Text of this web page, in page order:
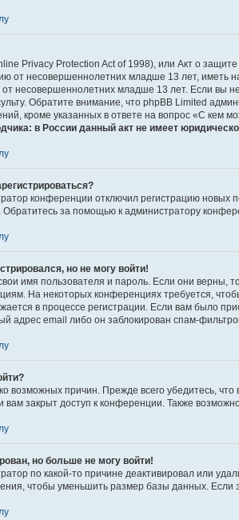
Privacy Protection Act of 1998), или Акт о
от несовершеннолетних младше 13 лет, иметь
несовершеннолетних младше 13 лет. Если вы
Обратите внимание, что phpBB Limited
кроме указанных в ответе на вопрос «С кем
в России данный акт не имеет
конференции отключил регистрацию новых
Обратитесь за помощью к администратору
но не могу войти!
имя пользователя и пароль. Если они верны,
На некоторых конференциях требуется,
в процессе регистрации. Если вам было
адрес email либо он заблокирован спам-
возможных причин. Прежде всего убедитесь,
вам закрыт доступ к конференции. Также
но больше не могу войти!
по какой-то причине деактивировал или
чтобы уменьшить размер базы данных. Если